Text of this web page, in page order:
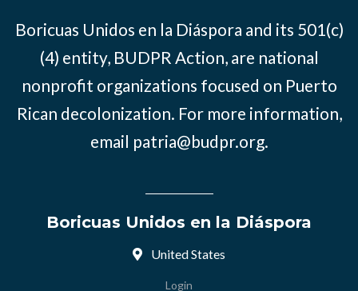
Boricuas Unidos en la Diáspora and its 501(c)
(4) entity, BUDPR Action, are national
nonprofit organizations focused on Puerto
Rican decolonization. For more information,
email patria@budpr.org.
Boricuas Unidos en la Diáspora
United States
Login